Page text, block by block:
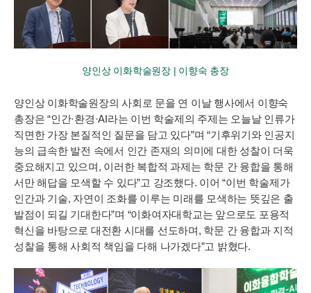
양인상 이화학술원장 | 이향숙 총장
양인상 이화학술원장의 사회로 문을 연 이날 행사에서 이향숙
총장은 “인간·환경·AI라는 이번 학술제의 주제는 오늘날 인류가
직면한 가장 본질적인 질문을 담고 있다”며 “기후위기와 인공지
능의 급속한 발전 속에서 인간 존재의 의미에 대한 성찰이 더욱
중요해지고 있으며, 이러한 복합적 과제는 학문 간 융합을 통해
서만 해답을 모색할 수 있다”고 강조했다. 이어 “이번 학술제가
인간과 기술, 자연이 조화를 이루는 미래를 모색하는 뜻깊은 출
발점이 되길 기대한다”며 “이화여자대학교는 앞으로도 포용적
혁신을 바탕으로 대전환 시대를 선도하며, 학문 간 융합과 지적
성찰을 통해 사회적 책임을 다해 나가겠다”고 밝혔다.